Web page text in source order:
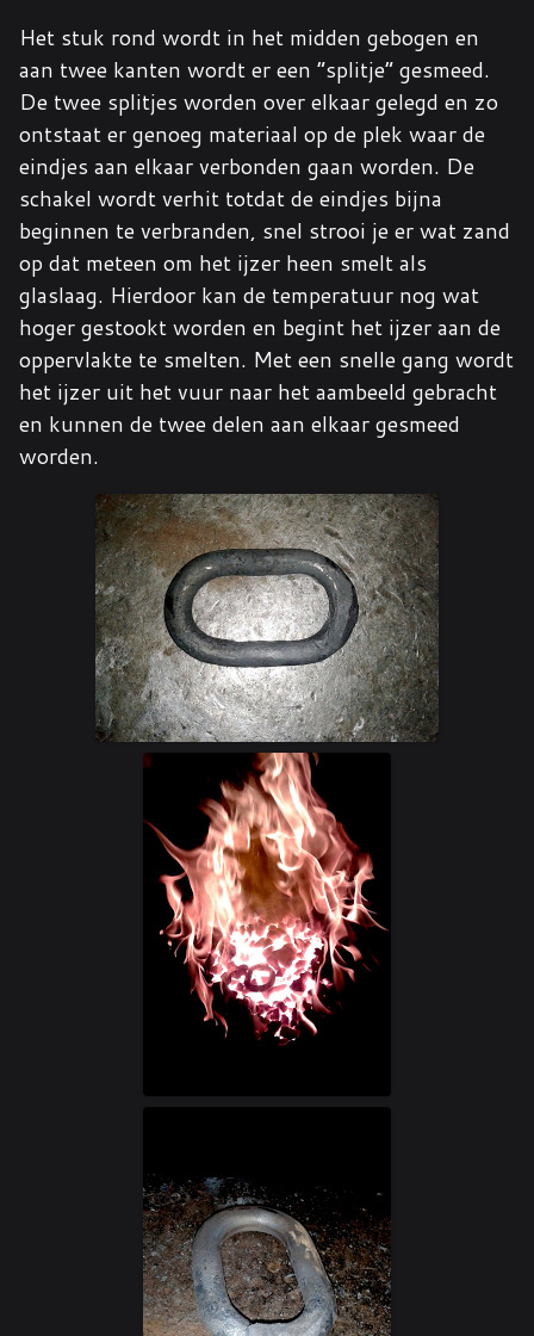
Het stuk rond wordt in het midden gebogen en
aan twee kanten wordt er een “splitje” gesmeed.
De twee splitjes worden over elkaar gelegd en zo
ontstaat er genoeg materiaal op de plek waar de
eindjes aan elkaar verbonden gaan worden. De
schakel wordt verhit totdat de eindjes bijna
beginnen te verbranden, snel strooi je er wat zand
op dat meteen om het ijzer heen smelt als
glaslaag. Hierdoor kan de temperatuur nog wat
hoger gestookt worden en begint het ijzer aan de
oppervlakte te smelten. Met een snelle gang wordt
het ijzer uit het vuur naar het aambeeld gebracht
en kunnen de twee delen aan elkaar gesmeed
worden.